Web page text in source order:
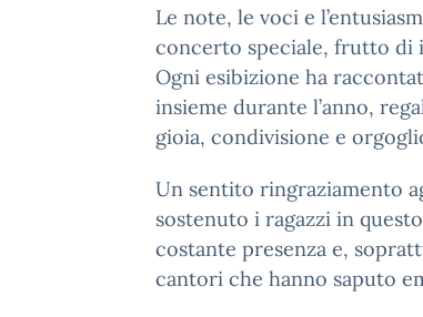
Le note, le voci e
concerto speciale, frutto di
Ogni esibizione ha
insieme durante l’anno,
gioia, condivisione e
Un sentito ringraziamento
sostenuto i ragazzi in
costante presenza e,
cantori che hanno saputo